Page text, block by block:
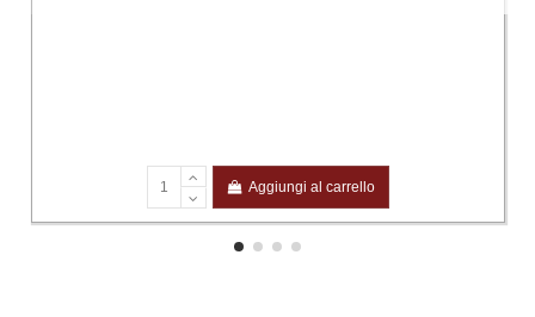
Aggiungi al carrello